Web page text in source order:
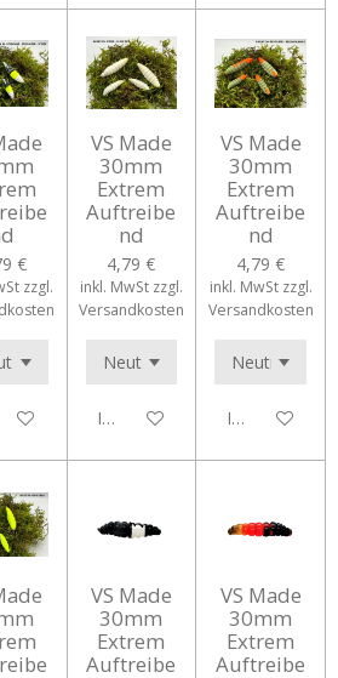
€
zzgl.
Warenkorb
VS Made
30mm
Extrem
Auftreibe
nd
4,79 €
inkl. MwSt zzgl.
Versandkosten
In den Warenkorb
VS Made
30mm
Extrem
Auftreibe
nd
4,79 €
inkl. MwSt zzgl.
Versandkosten
In den
VS Made
30mm
Extrem
Auftreibe
VS Made
30mm
Extrem
Auftreibe